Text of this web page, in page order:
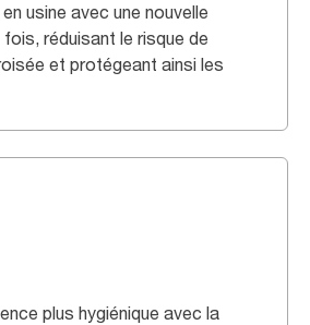
usine avec une nouvelle
réduisant le risque de
et protégeant ainsi les
plus hygiénique avec la